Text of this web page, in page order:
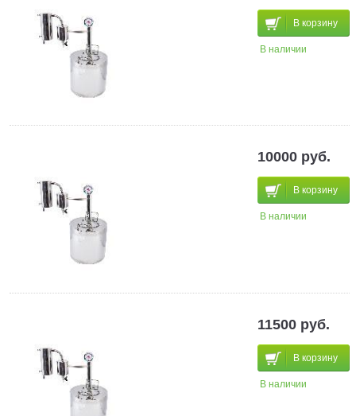
В корзину
В наличии
10000 руб.
В корзину
В наличии
11500 руб.
В корзину
В наличии